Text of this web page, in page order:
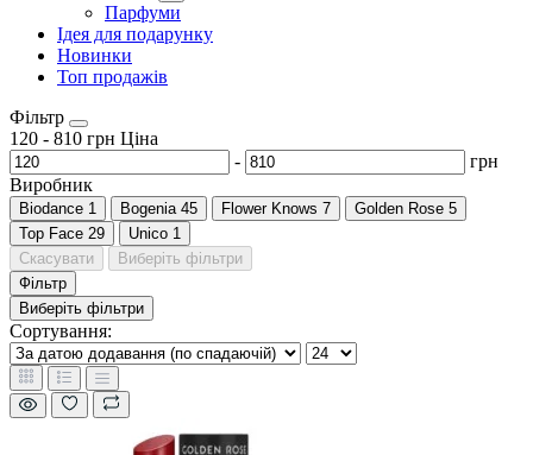
Парфуми
Ідея для подарунку
Новинки
Топ продажів
Фільтр
120 - 810 грн Ціна
-
грн
Виробник
Biodance 1 Bogenia 45 Flower Knows 7 Golden Rose 5
Top Face 29 Unico 1
Скасувати
Виберіть фільтри
Фільтр
Виберіть фільтри
Сортування: